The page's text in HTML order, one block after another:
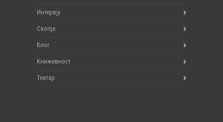
Интервју
Скопје
Блог
Книжевност
Театар